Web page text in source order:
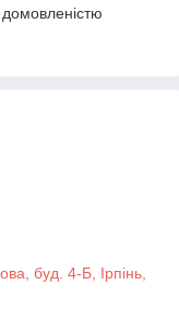
буд. 4-Б, Ірпінь,